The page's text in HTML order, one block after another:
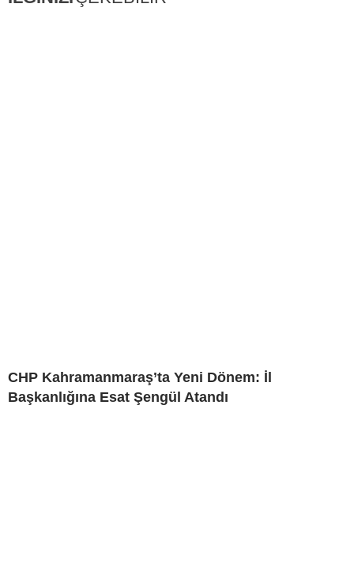
CHP Kahramanmaraş’ta Yeni Dönem: İl
Başkanlığına Esat Şengül Atandı